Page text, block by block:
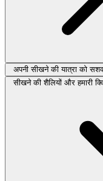
अपनी सीखने की यात्रा को
सीखने की शैलियों और हमारी